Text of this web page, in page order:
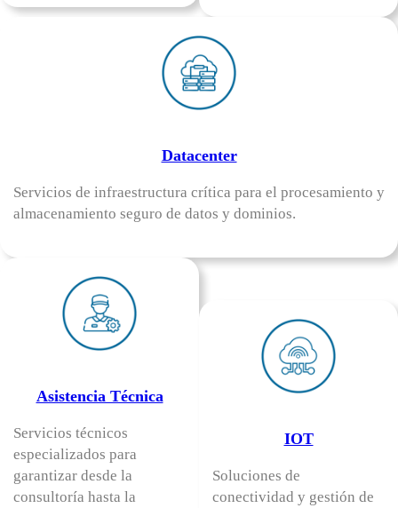
Datacenter
Servicios de infraestructura crítica para el procesamiento y
almacenamiento seguro de datos y dominios.
Asistencia Técnica
Servicios técnicos
especializados para
garantizar desde la
consultoría hasta la
IOT
Soluciones de
conectividad y gestión de